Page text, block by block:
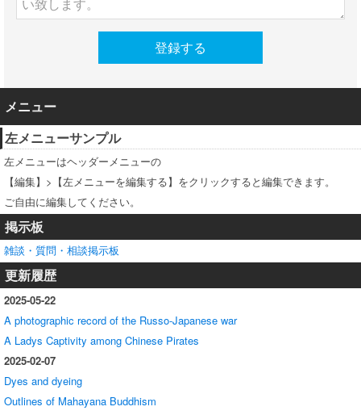
登録する
メニュー
左メニューサンプル
左メニューはヘッダーメニューの
【編集】>【左メニューを編集する】をクリックすると編集できます。
ご自由に編集してください。
掲示板
雑談・質問・相談掲示板
更新履歴
2025-05-22
A photographic record of the Russo-Japanese war
A Ladys Captivity among Chinese Pirates
2025-02-07
Dyes and dyeing
Outlines of Mahayana Buddhism